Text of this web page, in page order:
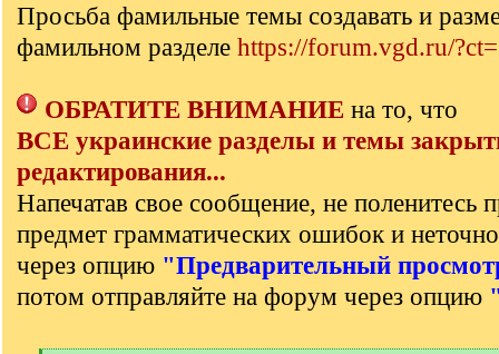
Просьба фамильные темы создавать и
фамильном разделе https://forum.vgd.ru/
ОБРАТИТЕ ВНИМАНИЕ на то, что
ВСЕ украинские разделы и темы
редактирования...
Напечатав свое сообщение, не поленитесь
предмет грамматических ошибок и
через опцию "Предварительный
потом отправляйте на форум через опцию